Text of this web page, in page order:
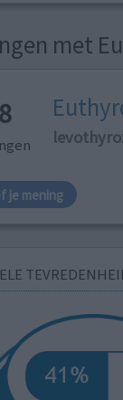
met
je mening